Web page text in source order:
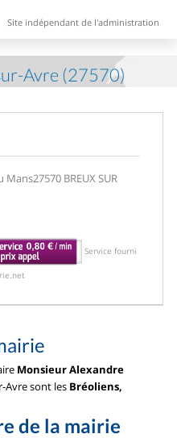
Site indépendant de l'administration
Avre (27570)
Mans27570 BREUX SUR
Service fourni
Monsieur Alexandre
Avre sont les Bréoliens,
de la mairie